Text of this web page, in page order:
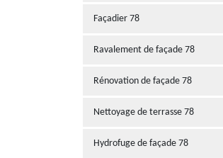
Façadier 78
Ravalement de façade 78
Rénovation de façade 78
Nettoyage de terrasse 78
Hydrofuge de façade 78